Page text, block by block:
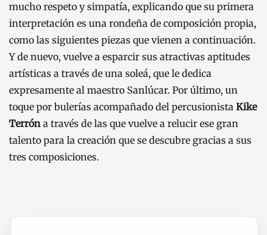
mucho respeto y simpatía, explicando que su primera
interpretación es una rondeña de composición propia,
como las siguientes piezas que vienen a continuación.
Y de nuevo, vuelve a esparcir sus atractivas aptitudes
artísticas a través de una soleá, que le dedica
expresamente al maestro Sanlúcar. Por último, un
toque por bulerías acompañado del percusionista Kike
Terrón a través de las que vuelve a relucir ese gran
talento para la creación que se descubre gracias a sus
tres composiciones.